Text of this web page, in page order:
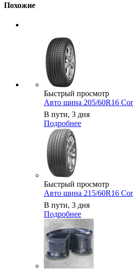
Похожие
Быстрый просмотр
Авто шина 205/60R16
В пути, 3 дня
Подробнее
Быстрый просмотр
Авто шина 215/60R16
В пути, 3 дня
Подробнее